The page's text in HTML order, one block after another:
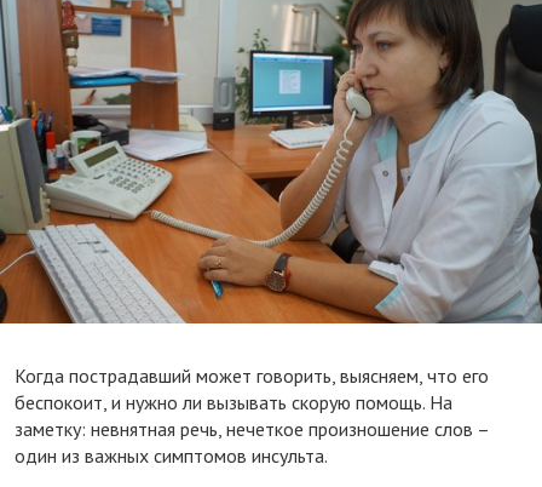
Когда пострадавший может говорить, выясняем, что его
беспокоит, и нужно ли вызывать скорую помощь. На
заметку: невнятная речь, нечеткое произношение слов –
один из важных симптомов инсульта.